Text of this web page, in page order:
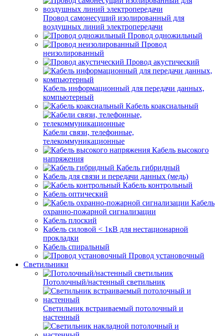
Провод самонесущий изолированный для
воздушных линий электропередачи
Провод одножильный
Провод
неизолированный
Провод акустический
Кабель информационный для передачи данных,
компьютерный
Кабель коаксиальный
Кабели связи, телефонные,
телекоммуникационные
Кабель высокого
напряжения
Кабель гибридный
Кабель для связи и передачи данных (медь)
Кабель контрольный
Кабель оптический
Кабель
охранно-пожарной сигнализации
Кабель плоский
Кабель силовой < 1кВ для нестационарной
прокладки
Кабель спиральный
Провод установочный
Светильники
Потолочный/настенный светильник
Светильник встраиваемый потолочный и
настенный